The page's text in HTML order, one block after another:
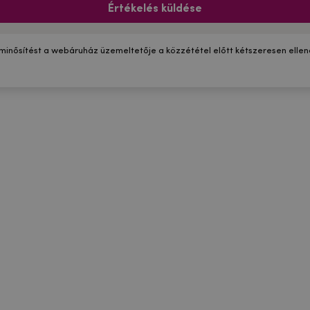
Értékelés küldése
a webáruház üzemeltetője a közzététel előtt kétszeresen